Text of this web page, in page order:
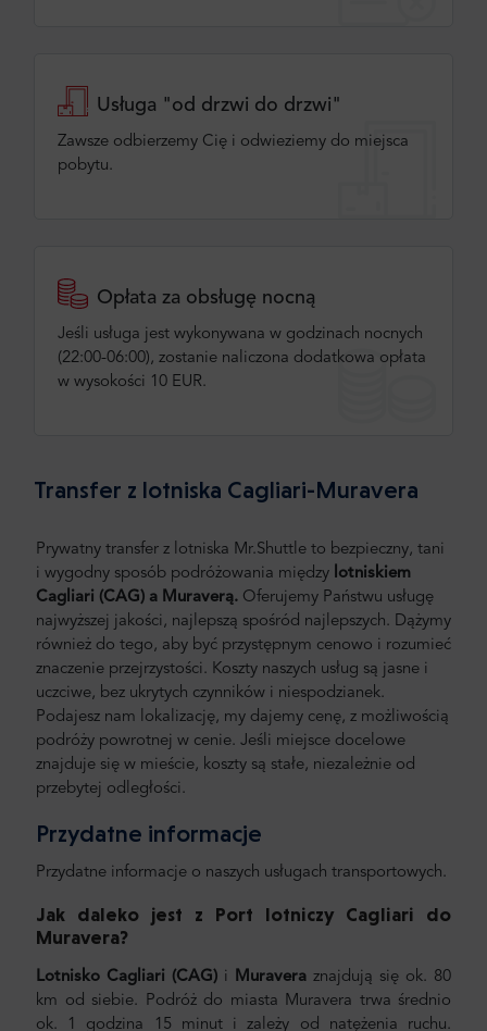
Usługa "od drzwi do drzwi"
Zawsze odbierzemy Cię i odwieziemy do miejsca
pobytu.
Opłata za obsługę nocną
Jeśli usługa jest wykonywana w godzinach nocnych
(22:00-06:00), zostanie naliczona dodatkowa opłata
w wysokości 10 EUR.
Transfer z lotniska Cagliari-Muravera
Prywatny transfer z lotniska Mr.Shuttle to bezpieczny, tani
i wygodny sposób podróżowania między lotniskiem
Cagliari (CAG) a Muraverą. Oferujemy Państwu usługę
najwyższej jakości, najlepszą spośród najlepszych. Dążymy
również do tego, aby być przystępnym cenowo i rozumieć
znaczenie przejrzystości. Koszty naszych usług są jasne i
uczciwe, bez ukrytych czynników i niespodzianek.
Podajesz nam lokalizację, my dajemy cenę, z możliwością
podróży powrotnej w cenie. Jeśli miejsce docelowe
znajduje się w mieście, koszty są stałe, niezależnie od
przebytej odległości.
Przydatne informacje
Przydatne informacje o naszych usługach transportowych.
Jak daleko jest z Port lotniczy Cagliari do
Muravera?
Lotnisko Cagliari (CAG) i Muravera znajdują się ok. 80
km od siebie. Podróż do miasta Muravera trwa średnio
ok. 1 godzina 15 minut i zależy od natężenia ruchu.